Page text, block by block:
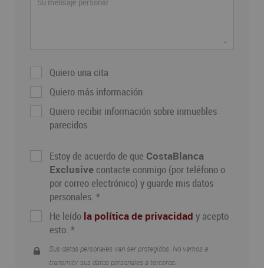
Quiero una cita
Quiero más información
Quiero recibir información sobre inmuebles
parecidos
Estoy de acuerdo de que CostaBlanca
Exclusivecontacte conmigo (por teléfono o
por correo electrónico) y guarde mis datos
personales. *
He leído la política de privacidad y acepto
esto. *
Sus datos personales van ser protegidos. No vamos a
transmitir sus datos personales a terceros.